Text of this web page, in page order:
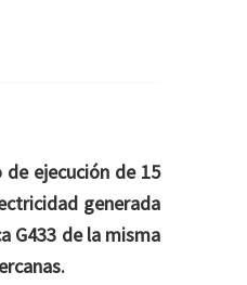
ejecución de 15
generada
G433 de la misma